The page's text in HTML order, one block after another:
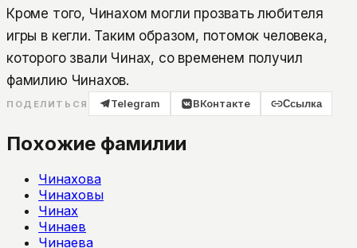
Кроме того, Чинахом могли прозвать любителя
игры в кегли. Таким образом, потомок человека,
которого звали Чинах, со временем получил
фамилию Чинахов.
ПОДЕЛИТЬСЯ Telegram ВКонтакте Ссылка
Похожие фамилии
Чинахова
Чинаховы
Чинах
Чинаев
Чинаева